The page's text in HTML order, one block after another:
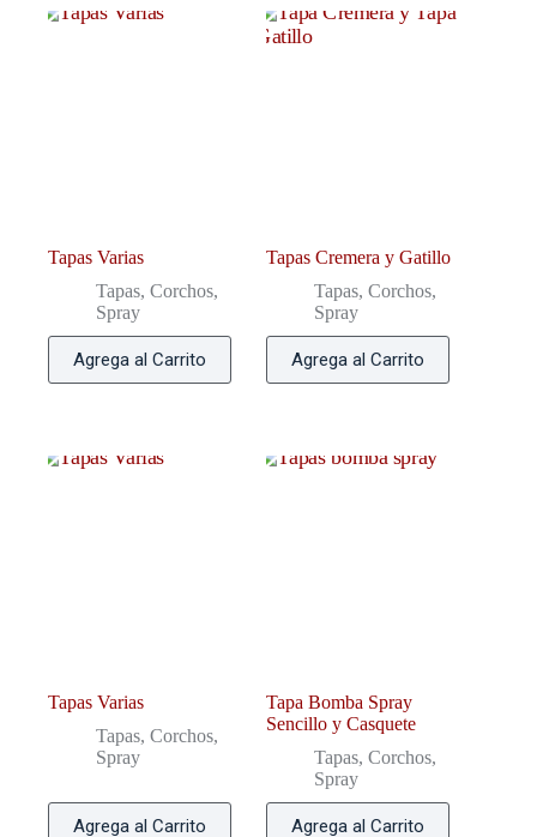
Tapas Varias
Tapas, Corchos,
Spray
Agrega al Carrito
Tapas Cremera y Gatillo
Tapas, Corchos,
Spray
Agrega al Carrito
Tapas Varias
Tapas, Corchos,
Spray
Agrega al Carrito
Tapa Bomba Spray
Sencillo y Casquete
Tapas, Corchos,
Spray
Agrega al Carrito